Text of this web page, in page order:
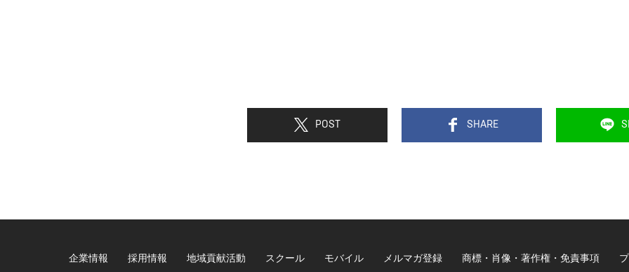
POST SHARE
企業情報 採用情報 地域貢献活動 スクール モバイル メルマガ登録 商標・肖像・著作権・免責事項